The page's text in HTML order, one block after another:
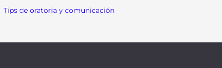
Tips de oratoria y comunicación